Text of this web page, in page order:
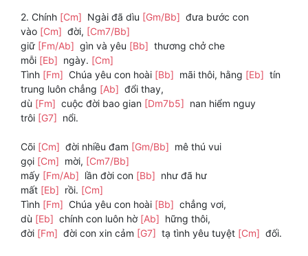
2. Chính [Cm] Ngài đã dìu [Gm/Bb] đưa bước con
vào [Cm] đời, [Cm7/Bb]
giữ [Fm/Ab] gìn và yêu [Bb] thương chở che
mỗi [Eb] ngày. [Cm]
Tình [Fm] Chúa yêu con hoài [Bb] mãi thôi, hằng [Eb] tín
trung luôn chẳng [Ab] đổi thay,
dù [Fm] cuộc đời bao gian [Dm7b5] nan hiểm nguy
trôi [G7] nổi.
Cõi [Cm] đời nhiều đam [Gm/Bb] mê thú vui
gọi [Cm] mời, [Cm7/Bb]
mấy [Fm/Ab] lần đời con [Bb] như đã hư
mất [Eb] rồi. [Cm]
Tình [Fm] Chúa yêu con hoài [Bb] chẳng vơi,
dù [Eb] chính con luôn hờ [Ab] hững thôi,
đời [Fm] đời con xin cảm [G7] tạ tình yêu tuyệt [Cm] đối.